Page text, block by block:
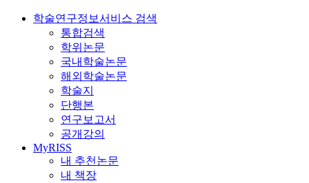
학술연구정보서비스 검색
통합검색
학위논문
국내학술논문
해외학술논문
학술지
단행본
연구보고서
공개강의
MyRISS
내 추천논문
내 책장